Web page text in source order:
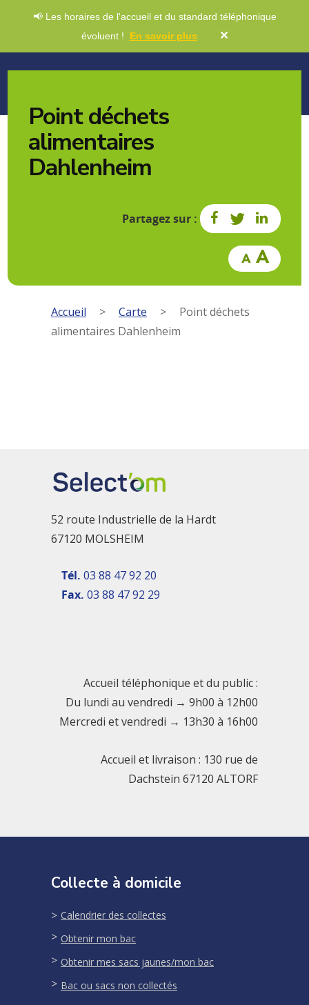
📢 Les horaires de l'accueil et du standard téléphonique
évoluent ! En savoir plus ✕
Point déchets
alimentaires
Dahlenheim
Partagez sur :
Accueil > Carte >
Point déchets
alimentaires Dahlenheim
52 route Industrielle de la Hardt
67120 MOLSHEIM
Tél. 03 88 47 92 20
Fax. 03 88 47 92 29
Accueil téléphonique et du public :
Du lundi au vendredi → 9h00 à 12h00
Mercredi et vendredi → 13h30 à 16h00
Accueil et livraison : 130 rue de
Dachstein 67120 ALTORF
Collecte à domicile
Calendrier des collectes
Obtenir mon bac
Obtenir mes sacs jaunes/mon bac
Bac ou sacs non collectés